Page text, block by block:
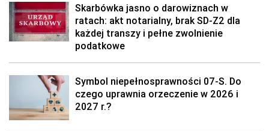
Skarbówka jasno o darowiznach w
ratach: akt notarialny, brak SD-Z2 dla
każdej transzy i pełne zwolnienie
podatkowe
Symbol niepełnosprawności 07-S. Do
czego uprawnia orzeczenie w 2026 i
2027 r.?